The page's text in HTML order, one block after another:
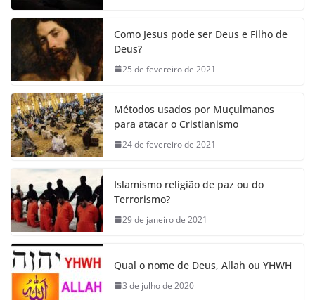
Como Jesus pode ser Deus e Filho de
Deus?
25 de fevereiro de 2021
Métodos usados por Muçulmanos
para atacar o Cristianismo
24 de fevereiro de 2021
Islamismo religião de paz ou do
Terrorismo?
29 de janeiro de 2021
Qual o nome de Deus, Allah ou YHWH
3 de julho de 2020